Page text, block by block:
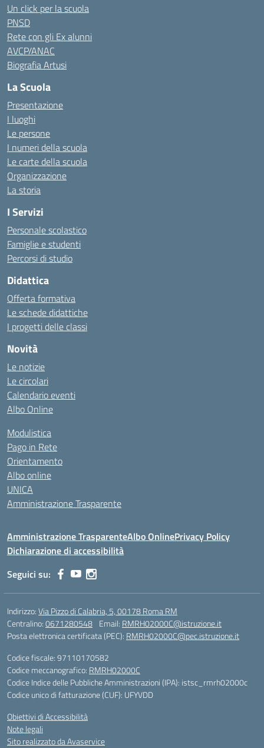
Un click per la scuola
PNSD
Rete con gli Ex alunni
AVCP/ANAC
Biografia Artusi
La Scuola
Presentazione
I luoghi
Le persone
I numeri della scuola
Le carte della scuola
Organizzazione
La storia
I Servizi
Personale scolastico
Famiglie e studenti
Percorsi di studio
Didattica
Offerta formativa
Le schede didattiche
I progetti delle classi
Novità
Le notizie
Le circolari
Calendario eventi
Albo Online
Modulistica
Pago in Rete
Orientamento
Albo online
UNICA
Amministrazione Trasparente
Amministrazione TrasparenteAlbo OnlinePrivacy Policy
Dichiarazione di accessibilità
Seguici su:
Indirizzo:Via Pizzo di Calabria, 5, 00178 Roma RM
Centralino:0671280548 Email: RMRH02000C@istruzione.it
Posta elettronica certificata (PEC): RMRH02000C@pec.istruzione.it
Codice fiscale: 97110170582
Codice meccanografico: RMRH02000C
Codice Indice delle Pubbliche Amministrazioni (IPA): istsc_rmrh02000c
Codice unico di fatturazione (CUF): UFYVDD
Obiettivi di Accessibilità
Note legali
Sito realizzato da Avaservice